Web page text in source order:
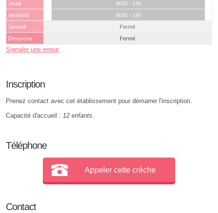
Jeudi
8h30 - 19h
Vendredi
8h30 - 19h
Samedi
Fermé
Dimanche
Fermé
Signaler une erreur
Inscription
Prenez contact avec cet établissement pour démarrer l'inscription.
Capacité d'accueil : 12 enfants.
Téléphone
Appeler cette crèche
Contact